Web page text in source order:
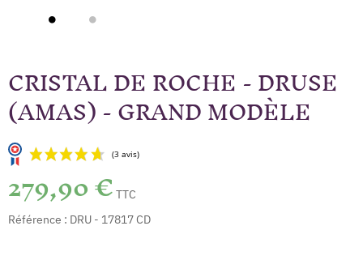
CRISTAL DE ROCHE - DRUSE
(AMAS) - GRAND MODÈLE
279,90 € TTC
Référence : DRU - 17817 CD